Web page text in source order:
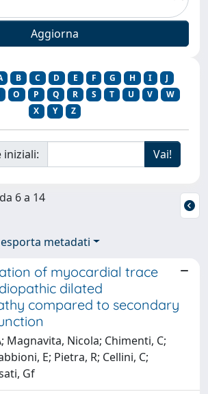
B C D E F G H I
J
O P Q R S T U V
W
X
Y Z
iniziali:
6 a 14
esporta metadati
of myocardial trace
dilated
compared to secondary
Magnavita, Nicola; Chimenti, C;
E; Pietra, R; Cellini, C;
Gf